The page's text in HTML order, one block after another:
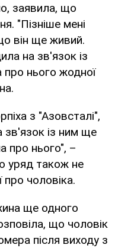
заявила, що
"Пізніше мені
він ще живий.
на зв'язок із
про нього жодної
з "Азовсталі",
зв'язок із ним ще
про нього", –
уряд також не
про чоловіка.
ще одного
що чоловік
після виходу з